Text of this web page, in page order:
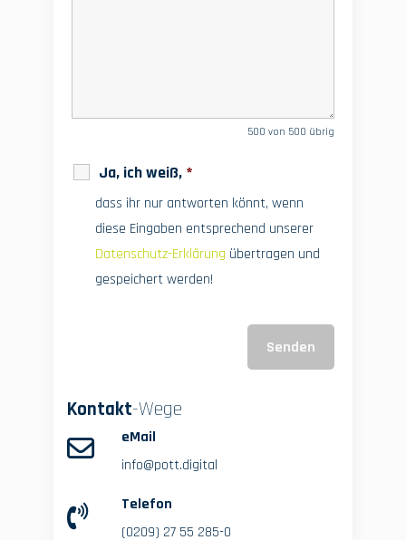
500 von 500 übrig
Ja, ich weiß, *
dass ihr nur antworten könnt, wenn
diese Eingaben entsprechend unserer
Datenschutz-Erklärung übertragen und
gespeichert werden!
Kontakt-Wege
eMail
info@pott.digital
Telefon
(0209) 27 55 285-0